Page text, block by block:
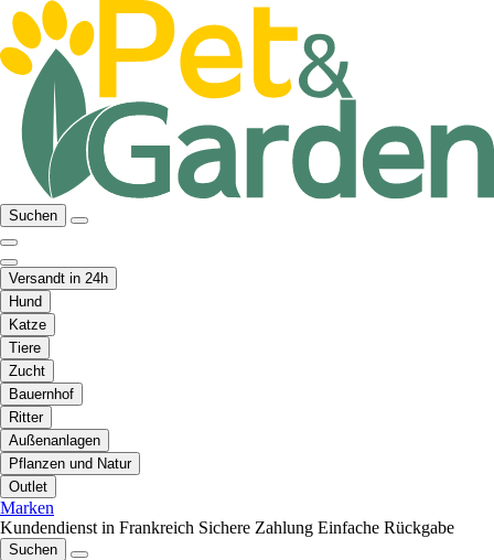
Suchen
Versandt in 24h
Hund
Katze
Tiere
Zucht
Bauernhof
Ritter
Außenanlagen
Pflanzen und Natur
Outlet
Marken
Kundendienst in Frankreich Sichere Zahlung Einfache Rückgabe
Suchen